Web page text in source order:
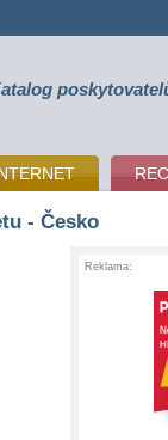
- Česko
Reklama: